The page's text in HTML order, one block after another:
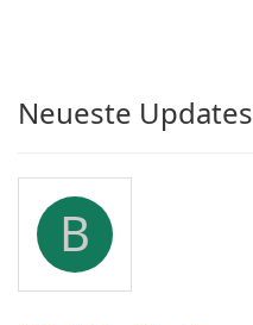
Neueste Updates
B